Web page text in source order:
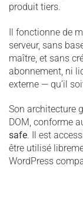
produit tiers.
Il fonctionne de
serveur, sans
maître, et sans
abonnement, ni
externe — qu’il
Son architecture
DOM, conforme
safe. Il est
être utilisé
WordPress